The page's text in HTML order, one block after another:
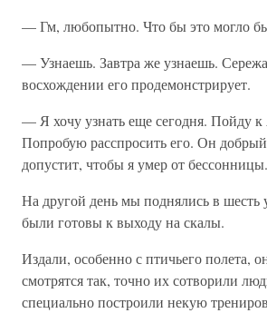
— Гм, любопытно. Что бы это могло
— Узнаешь. Завтра же узнаешь.
восхождении его продемонстрирует.
— Я хочу узнать еще сегодня. Пойду к
Попробую расспросить его. Он
допустит, чтобы я умер от бессонницы.
На другой день мы поднялись в шесть
были готовы к выходу на скалы.
Издали, особенно с птичьего полета,
смотрятся так, точно их сотворили
специально построили некую